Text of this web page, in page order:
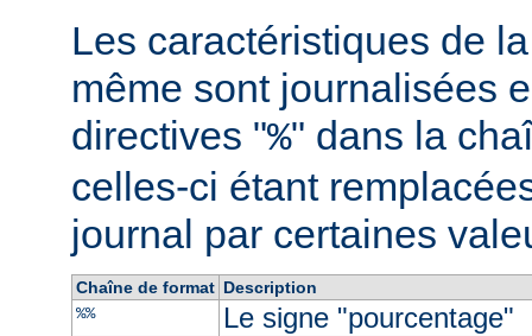
Les caractéristiques de
même sont journalisées
directives "%" dans la
celles-ci étant
journal par certaines
Chaîne de format Description
%%
Le signe "pourcentage"